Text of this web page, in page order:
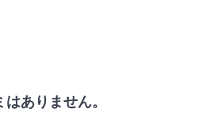
ありません。